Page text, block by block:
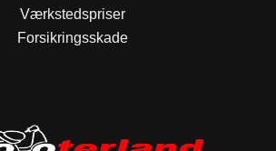
Værkstedspriser
Forsikringsskade